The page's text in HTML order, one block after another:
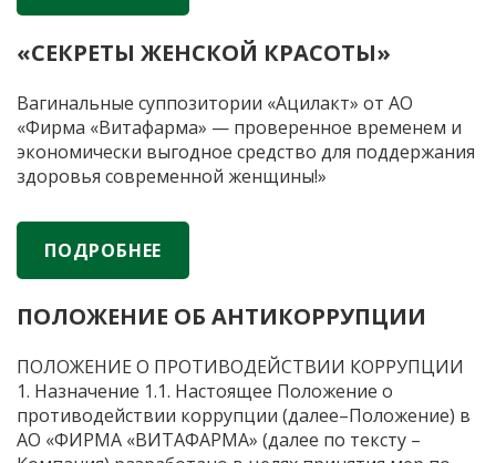
«СЕКРЕТЫ ЖЕНСКОЙ КРАСОТЫ»
Вагинальные суппозитории «Ацилакт» от АО
«Фирма «Витафарма» — проверенное временем и
экономически выгодное средство для поддержания
здоровья современной женщины!»
ПОДРОБНЕЕ
ПОЛОЖЕНИЕ ОБ АНТИКОРРУПЦИИ
ПОЛОЖЕНИЕ О ПРОТИВОДЕЙСТВИИ КОРРУПЦИИ
1. Назначение 1.1. Настоящее Положение о
противодействии коррупции (далее–Положение) в
АО «ФИРМА «ВИТАФАРМА» (далее по тексту –